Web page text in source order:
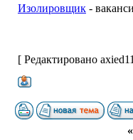
Изолировщик -
[ Редактировано
«